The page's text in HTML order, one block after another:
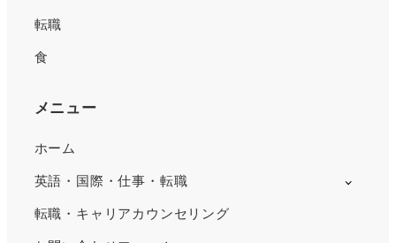
転職
食
メニュー
ホーム
英語・国際・仕事・転職
転職・キャリアカウンセリング